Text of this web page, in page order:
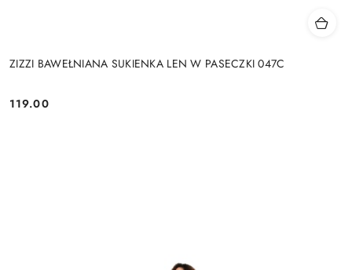
ZIZZI BAWEŁNIANA SUKIENKA LEN W PASECZKI 047C
Cena:
119.00